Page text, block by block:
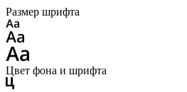
Размер шрифта
Цвет фона и шрифта